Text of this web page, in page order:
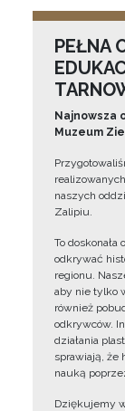
PEŁNA
Najnowsza
Muzeum
naszych
Zalipiu.
To
odkrywać
regionu.
aby nie tylko
również
odkrywców.
działania
sprawiają, że
nauką
Dziękujemy